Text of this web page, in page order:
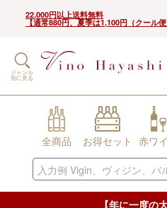
22,000円以上送料無料
【通常880円、夏季は1,100円（クール便
ジャンル
別に見る
全商品 お得セット 赤ワ
【年に一度の